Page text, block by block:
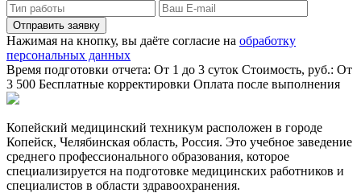
Отправить заявку
Нажимая на кнопку, вы даёте согласие на обработку
персональных данных
Время подготовки отчета: От 1 до 3 суток Стоимость, руб.: От
3 500 Бесплатные корректировки Оплата после выполнения
Копейский медицинский техникум расположен в городе
Копейск, Челябинская область, Россия. Это учебное заведение
среднего профессионального образования, которое
специализируется на подготовке медицинских работников и
специалистов в области здравоохранения.